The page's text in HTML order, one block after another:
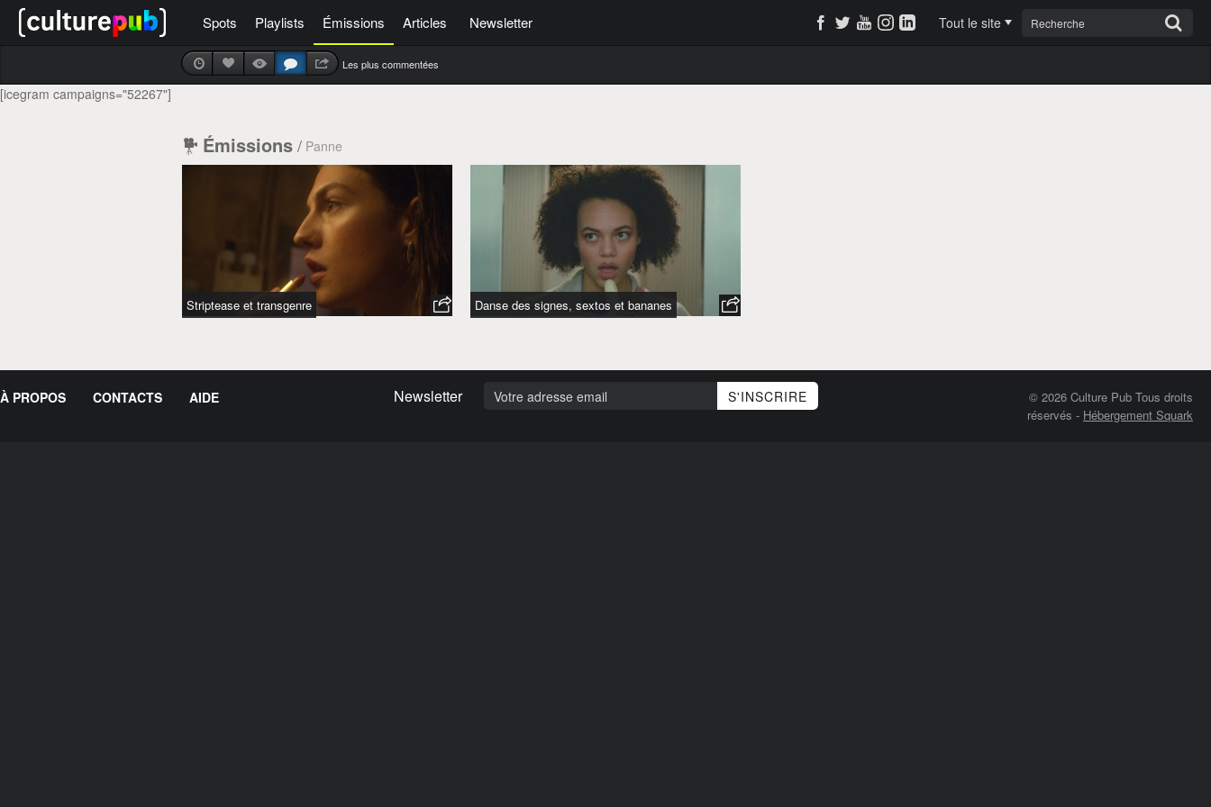
Spots Playlists Émissions Articles Newsletter Tout le site
Les plus commentées
[icegram campaigns="52267"]
Émissions/ Panne
Striptease et transgenre Danse des signes, sextos et bananes
À PROPOS CONTACTS AIDE Newsletter
© 2026 Culture Pub Tous droits
réservés - Hébergement Squark